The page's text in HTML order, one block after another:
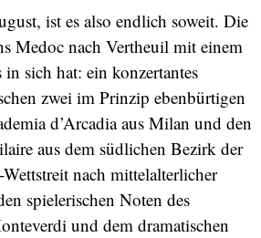
ist es also endlich soweit. Die
Medoc nach Vertheuil mit einem
in sich hat: ein konzertantes
zwei im Prinzip ebenbürtigen
d’Arcadia aus Milan und den
aus dem südlichen Bezirk der
nach mittelalterlicher
spielerischen Noten des
und dem dramatischen